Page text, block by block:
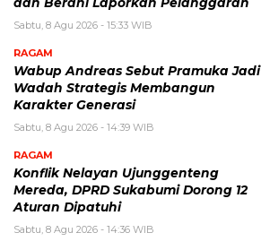
dan Berani Laporkan Pelanggaran
Sabtu, 8 Agu 2026 - 15:33 WIB
RAGAM
Wabup Andreas Sebut Pramuka Jadi
Wadah Strategis Membangun
Karakter Generasi ‎
Sabtu, 8 Agu 2026 - 14:39 WIB
RAGAM
Konflik Nelayan Ujunggenteng
Mereda, DPRD Sukabumi Dorong 12
Aturan Dipatuhi
Sabtu, 8 Agu 2026 - 14:36 WIB